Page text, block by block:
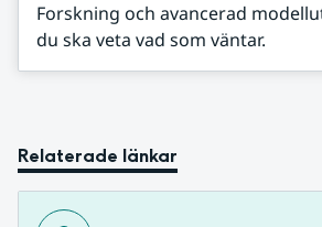
Forskning och avancerad
du ska veta vad som väntar.
Relaterade länkar